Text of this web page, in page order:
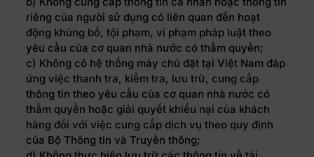
riêng của người sử dụng có liên quan đến hoạt
động khủng bố, tội phạm, vi phạm pháp luật theo
yêu cầu của cơ quan nhà nước có thẩm quyền;
c) Không có hệ thống máy chủ đặt tại Việt Nam đáp
ứng việc thanh tra, kiểm tra, lưu trữ, cung cấp
thông tin theo yêu cầu của cơ quan nhà nước có
thẩm quyền hoặc giải quyết khiếu nại của khách
hàng đối với việc cung cấp dịch vụ theo quy định
của Bộ Thông tin và Truyền thông;